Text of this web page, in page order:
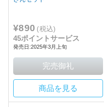
¥890 (税込)
45ポイントサービス
発売日:2025年3月上旬
商品を見る